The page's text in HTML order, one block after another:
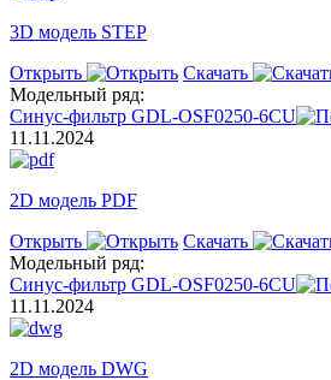
3D модель STEP
Открыть
Скачать
Модельный ряд:
Синус-фильтр GDL-OSF0250-6CU
11.11.2024
2D модель PDF
Открыть
Скачать
Модельный ряд:
Синус-фильтр GDL-OSF0250-6CU
11.11.2024
2D модель DWG